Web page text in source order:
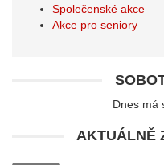
Společenské akce
Akce pro seniory
Dnes má
AKTUÁLNĚ